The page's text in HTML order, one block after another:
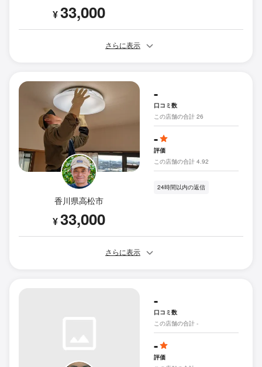
¥33,000
さらに表示
香川県高松市
¥33,000
-
口コミ数
この店舗の合計 26
-
評価
この店舗の合計 4.92
24時間以内の返信
さらに表示
-
口コミ数
この店舗の合計 -
-
評価